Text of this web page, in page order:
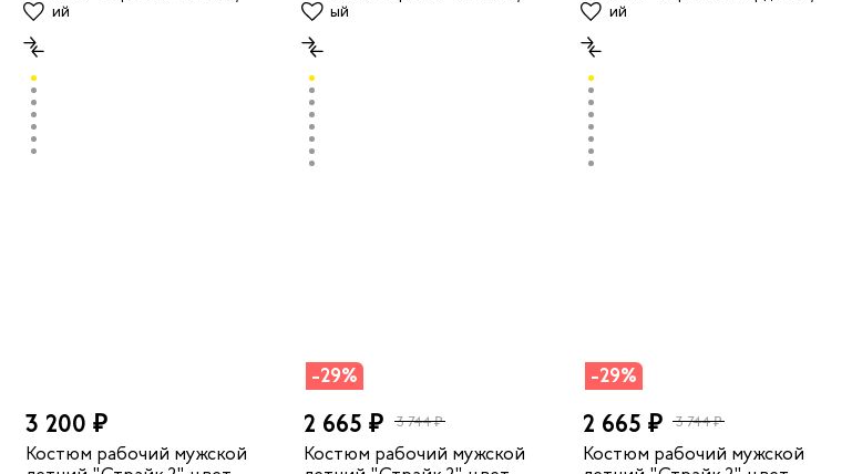
3 200 ₽
Костюм рабочий мужской
-29%
2 665 ₽ 3 744 ₽
Костюм рабочий мужской
-29%
2 665 ₽ 3 744 ₽
Костюм рабочий мужской